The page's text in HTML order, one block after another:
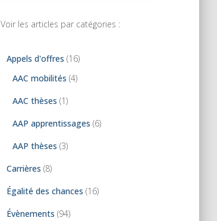
Voir les articles par catégories :
Appels d'offres (16)
AAC mobilités (4)
AAC thèses (1)
AAP apprentissages (6)
AAP thèses (3)
Carrières (8)
Égalité des chances (16)
Évènements (94)